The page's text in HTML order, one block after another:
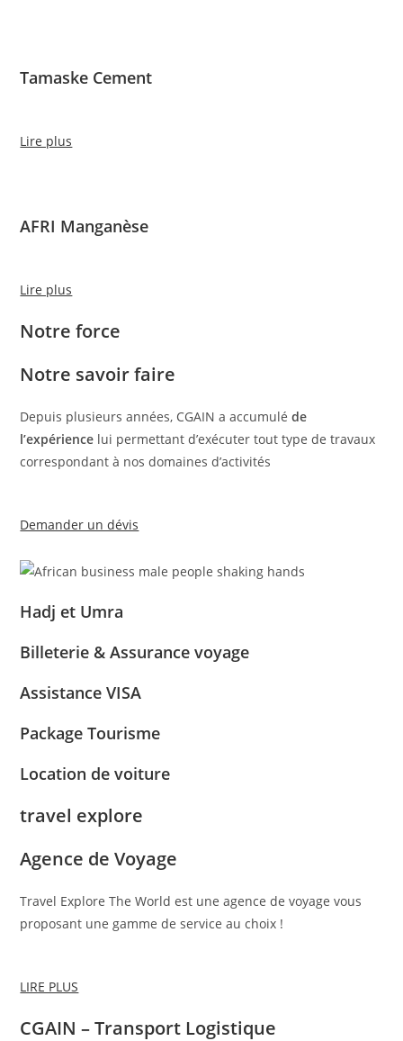
Tamaske Cement
Lire plus
AFRI Manganèse
Lire plus
Notre force
Notre savoir faire
Depuis plusieurs années, CGAIN a accumuléde
l’expérience lui permettant d’exécuter tout type de travaux
correspondant à nos domaines d’activités
Demander un dévis
Hadj et Umra
Billeterie & Assurance voyage
Assistance VISA
Package Tourisme
Location de voiture
travel explore
Agence de Voyage
Travel Explore The World est une agence de voyage vous
proposant une gamme de service au choix !
LIRE PLUS
CGAIN – Transport Logistique